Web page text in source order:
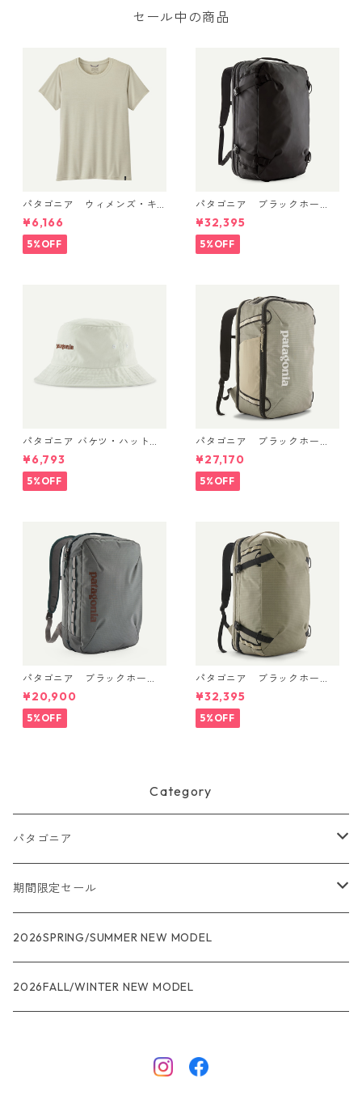
セール中の商品
パタゴニア ウィメンズ・キ
ャプリーン・クール・デイリ
ー・シャツ Dyno White 4522
6
¥6,166
5%OFF
パタゴニア ブラックホー
ル・MLC 45L Black w/Black
49307 日本正規品
¥32,395
5%OFF
パタゴニア バケツ・ハット 3
3595 Text Logo: Birch Whit
e
¥6,793
5%OFF
パタゴニア ブラックホー
ル・ミニ・MLC 30L Weather
ed Stone 49266 日本正規品
¥27,170
5%OFF
パタゴニア ブラックホー
ル・マイクロ・MLC 22L (カ
ラー Noble Grey) Patagonia
Black Hole® Micro MLC® Bac
kpack 22L 日本正規品 製品
¥20,900
5%OFF
パタゴニア ブラックホー
ル・MLC 45L Weathered Sto
ne 49307 日本正規品
¥32,395
5%OFF
Category
パタゴニア
メンズ
R1
R1エア
ウィメンズ
R1
ジャケット・アウター
期間限定セール
★★★
レインウェアー
2026SPRING/SUMMER NEW MODEL
2026FALL/WINTER NEW MODEL